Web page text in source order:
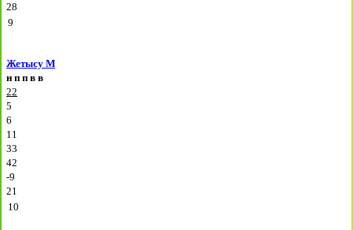
28
9
Жетысу М
н п п в в
22
5
6
11
33
42
-9
21
10